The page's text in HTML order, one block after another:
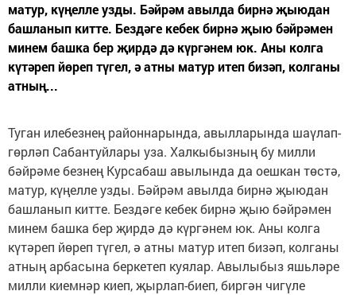
матур, күңелле узды. Бәйрәм авылда бирнә җыюдан
башланып китте. Бездәге кебек бирнә җыю бәйрәмен
минем башка бер җирдә дә күргәнем юк. Аны колга
күтәреп йөреп түгел, ә атны матур итеп бизәп, колганы
атның...
Туган илебезнең районнарында, авылларында шаүлап-
гөрләп Сабантуйлары уза. Халкыбызның бу милли
бәйрәме безнең Курсабаш авылында да оешкан төстә,
матур, күңелле узды. Бәйрәм авылда бирнә җыюдан
башланып китте. Бездәге кебек бирнә җыю бәйрәмен
минем башка бер җирдә дә күргәнем юк. Аны колга
күтәреп йөреп түгел, ә атны матур итеп бизәп, колганы
атның арбасына беркетеп куялар. Авылыбыз яшьләре
милли киемнәр киеп, җырлап-биеп, биргән чигүле